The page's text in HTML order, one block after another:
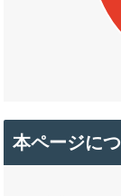
本ページに